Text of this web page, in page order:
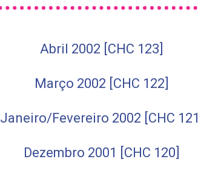
Abril 2002 [CHC 123]
Março 2002 [CHC 122]
Janeiro/Fevereiro 2002 [CHC 121]
Dezembro 2001 [CHC 120]